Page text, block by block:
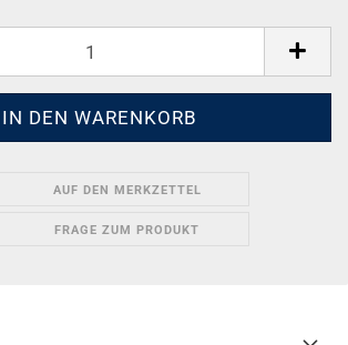
AUF DEN MERKZETTEL
FRAGE ZUM PRODUKT